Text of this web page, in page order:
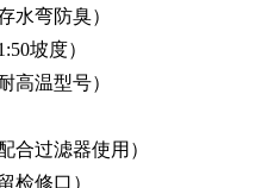
水弯防臭）
坡度）
高温型号）
合过滤器使用）
检修口）